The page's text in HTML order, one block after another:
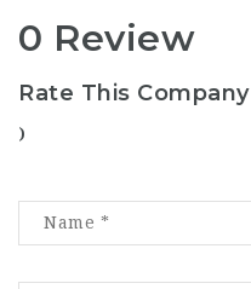
0 Review
Rate This Company
)